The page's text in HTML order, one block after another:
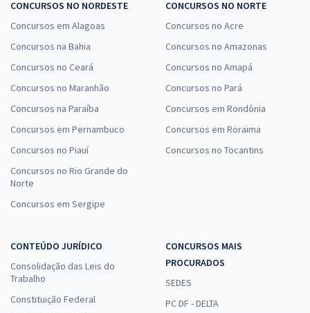
CONCURSOS NO NORDESTE
Concursos em Alagoas
Concursos na Bahia
Concursos no Ceará
Concursos no Maranhão
Concursos na Paraíba
Concursos em Pernambuco
Concursos no Piauí
Concursos no Rio Grande do
Norte
Concursos em Sergipe
CONCURSOS NO NORTE
Concursos no Acre
Concursos no Amazonas
Concursos no Amapá
Concursos no Pará
Concursos em Rondônia
Concursos em Roraima
Concursos no Tocantins
CONTEÚDO JURÍDICO
Consolidação das Leis do
Trabalho
Constituição Federal
CONCURSOS MAIS
PROCURADOS
SEDES
PC DF - DELTA